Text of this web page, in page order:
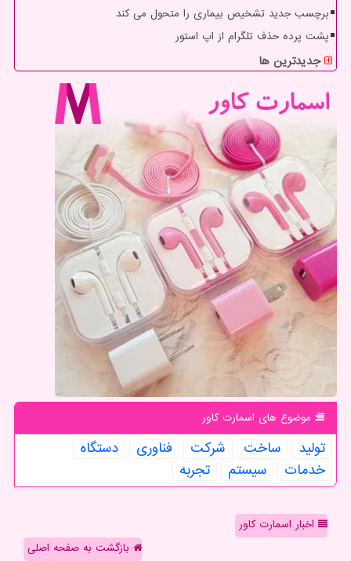
برچسب جدید تشخیص بیماری را متحول می کند
پشت پرده حذف تلگرام از اپ استور
جدیدترین ها
موضوع های اسمارت كاور
تولید ساخت شركت فناوری
دستگاه
خدمات
سیستم تجربه
اخبار اسمارت کاور
بازگشت به صفحه اصلی